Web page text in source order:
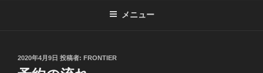
メニュー
投
稿
2020年4月9日 投稿者: FRONTIER